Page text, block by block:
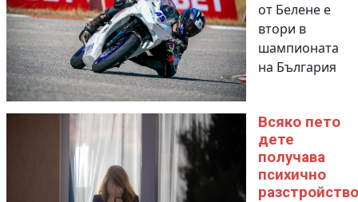
от Белене е
втори в
шампионата
на България
Всяко пето
дете
получава
психично
разстройство